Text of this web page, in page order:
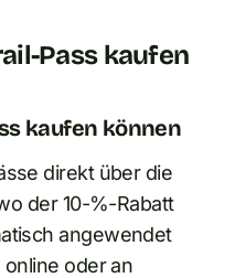
Pass kaufen
kaufen können
direkt über die
der 10-%-Rabatt
angewendet
oder an